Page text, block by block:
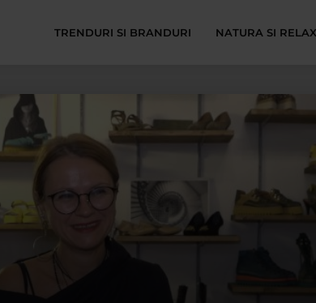
TRENDURI SI BRANDURI NATURA SI